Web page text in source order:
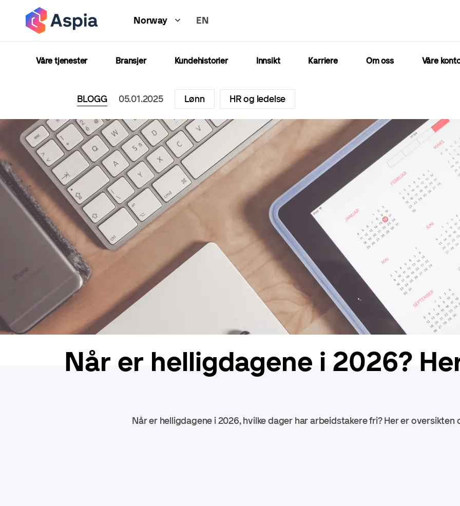
hovedinnhold
Norway EN
Våre tjenester Bransjer Kundehistorier Innsikt Karriere Om oss Våre
BLOGG 05.01.2025 Lønn HR og ledelse
Når er helligdagene i 2026?
Når er helligdagene i 2026, hvilke dager har arbeidstakere fri? Her er oversikten